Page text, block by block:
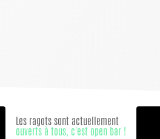
Les ragots sont actuellement
ouverts à tous, c'est open bar !